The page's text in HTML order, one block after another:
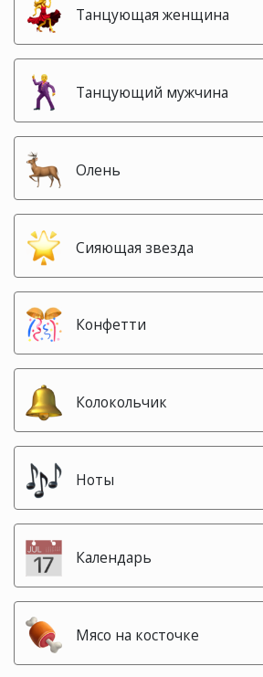
Танцующая женщина
Танцующий мужчина
Олень
Сияющая звезда
Конфетти
Колокольчик
Ноты
Календарь
Мясо на косточке